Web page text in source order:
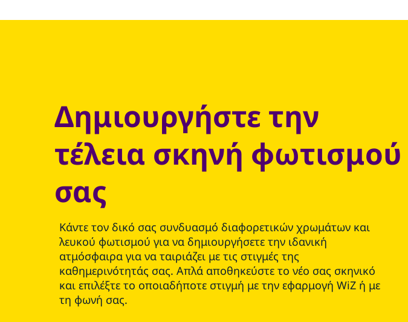
Δημιουργήστε την
τέλεια σκηνή φωτισμού
σας
Κάντε τον δικό σας συνδυασμό διαφορετικών χρωμάτων και
λευκού φωτισμού για να δημιουργήσετε την ιδανική
ατμόσφαιρα για να ταιριάζει με τις στιγμές της
καθημερινότητάς σας. Απλά αποθηκεύστε το νέο σας σκηνικό
και επιλέξτε το οποιαδήποτε στιγμή με την εφαρμογή WiZ ή με
τη φωνή σας.